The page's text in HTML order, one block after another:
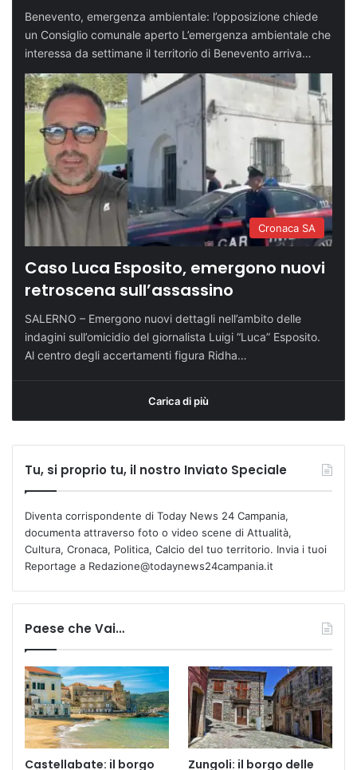
Benevento, emergenza ambientale: l’opposizione chiede
un Consiglio comunale aperto L’emergenza ambientale che
interessa da settimane il territorio di Benevento arriva…
Cronaca SA
Caso Luca Esposito, emergono nuovi
retroscena sull’assassino
SALERNO – Emergono nuovi dettagli nell’ambito delle
indagini sull’omicidio del giornalista Luigi “Luca” Esposito.
Al centro degli accertamenti figura Ridha…
Carica di più
Tu, si proprio tu, il nostro Inviato Speciale
Diventa corrispondente di Today News 24 Campania,
documenta attraverso foto o video scene di Attualità,
Cultura, Cronaca, Politica, Calcio del tuo territorio. Invia i tuoi
Reportage a Redazione@todaynews24campania.it
Paese che Vai…
Castellabate: il borgo Zungoli: il borgo delle